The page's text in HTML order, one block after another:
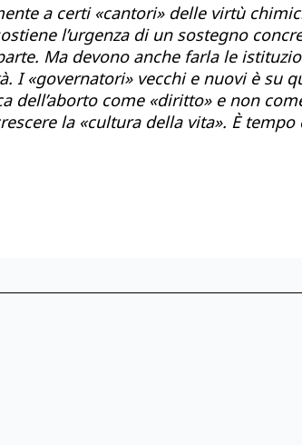
a certi «cantori» delle virtù
l’urgenza di un sostegno
Ma devono anche farla le
«governatori» vecchi e nuovi è su
come «diritto» e non
la «cultura della vita». È